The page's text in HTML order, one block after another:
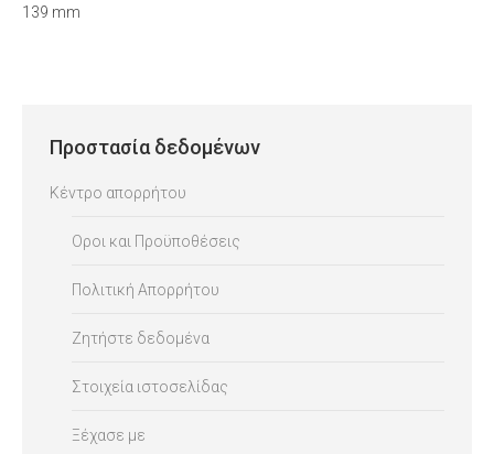
139 mm
Προστασία δεδομένων
Κέντρο απορρήτου
Οροι και Προϋποθέσεις
Πολιτική Απορρήτου
Ζητήστε δεδομένα
Στοιχεία ιστοσελίδας
Ξέχασε με